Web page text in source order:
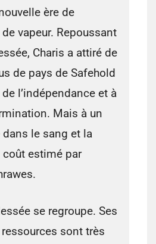
ère de
de vapeur. Repoussant
Charis a attiré de
de pays de Safehold
l’indépendance et à
Mais à un
dans le sang et la
coût estimé par
se regroupe. Ses
sont très